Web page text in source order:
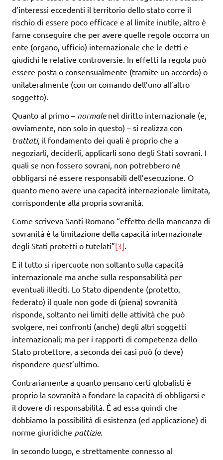
d’interessi eccedenti il territorio dello stato corre il
rischio di essere poco efficace e al limite inutile, altro è
farne conseguire che per avere quelle regole occorra un
ente (organo, ufficio) internazionale che le detti e
giudichi le relative controversie. In effetti la regola può
essere posta o consensualmente (tramite un accordo) o
unilateralmente (con un comando dell’uno all’altro
soggetto).
Quanto al primo – normale nel diritto internazionale (e,
ovviamente, non solo in questo) – si realizza con
trattati, il fondamento dei quali è proprio che a
negoziarli, deciderli, applicarli sono degli Stati sovrani. I
quali se non fossero sovrani, non potrebbero né
obbligarsi né essere responsabili dell’esecuzione. O
quanto meno avere una capacità internazionale limitata,
corrispondente alla propria sovranità.
Come scriveva Santi Romano “effetto della mancanza di
sovranità è la limitazione della capacità internazionale
degli Stati protetti o tutelati”[3].
E il tutto si ripercuote non soltanto sulla capacità
internazionale ma anche sulla responsabilità per
eventuali illeciti. Lo Stato dipendente (protetto,
federato) il quale non gode di (piena) sovranità
risponde, soltanto nei limiti delle attività che può
svolgere, nei confronti (anche) degli altri soggetti
internazionali; ma per i rapporti di competenza dello
Stato protettore, a seconda dei casi può (o deve)
rispondere quest’ultimo.
Contrariamente a quanto pensano certi globalisti è
proprio la sovranità a fondare la capacità di obbligarsi e
il dovere di responsabilità. È ad essa quindi che
dobbiamo la possibilità di esistenza (ed applicazione) di
norme giuridiche pattizie.
In secondo luogo, e strettamente connesso al